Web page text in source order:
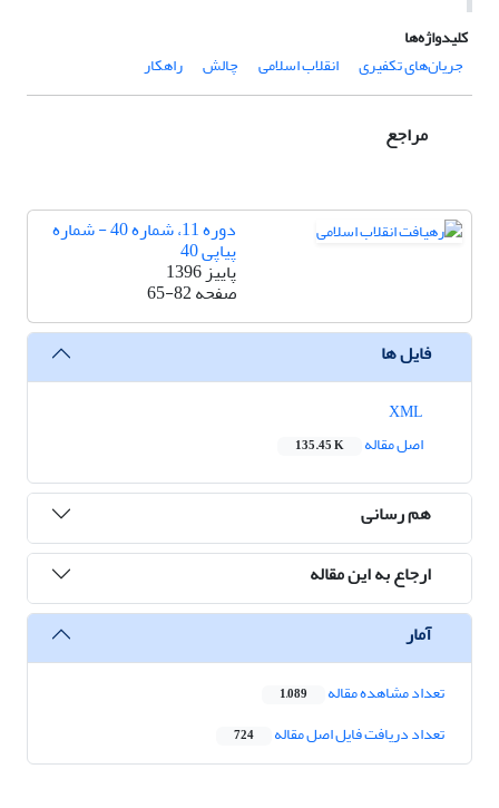
کلیدواژه‌ها
جریان‌های تکفیری
انقلاب اسلامی چالش راهکار
مراجع
دوره 11، شماره 40 - شماره
پیاپی 40
پاییز 1396
صفحه65-82
فایل ها
اصل مقاله
135.45 K
هم رسانی
ارجاع به این مقاله
آمار
تعداد مشاهده مقاله 1,089
تعداد دریافت فایل اصل مقاله 724